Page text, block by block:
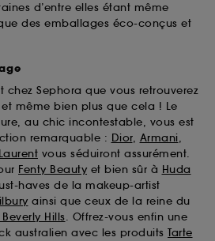
d’entre elles étant même
des emballages éco-conçus et
chez Sephora que vous retrouverez
même bien plus que cela ! Le
au chic incontestable, vous est
remarquable : Dior, Armani,
vous séduiront assurément.
Fenty Beauty et bien sûr à Huda
haves de la makeup-artist
ainsi que ceux de la reine du
Hills. Offrez-vous enfin une
australien avec les produits Tarte